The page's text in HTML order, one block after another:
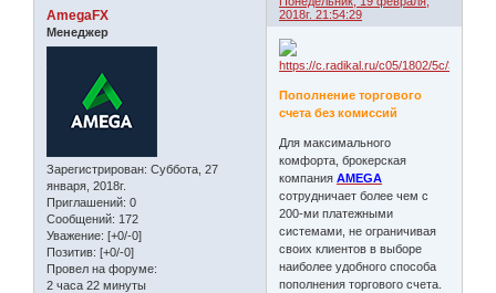
2018г. 21:54:29
AmegaFX
Менеджер
Зарегистрирован: Суббота, 27
января, 2018г.
Приглашений: 0
Сообщений: 172
Уважение: [+0/-0]
Позитив: [+0/-0]
Провел на форуме:
2 часа 22 минуты
Пополнение торгового
счета без комиссий
Для максимального
комфорта, брокерская
компанияAMEGA
сотрудничает более чем с
200-ми платежными
системами, не ограничивая
своих клиентов в выборе
наиболее удобного способа
пополнения торгового счета.